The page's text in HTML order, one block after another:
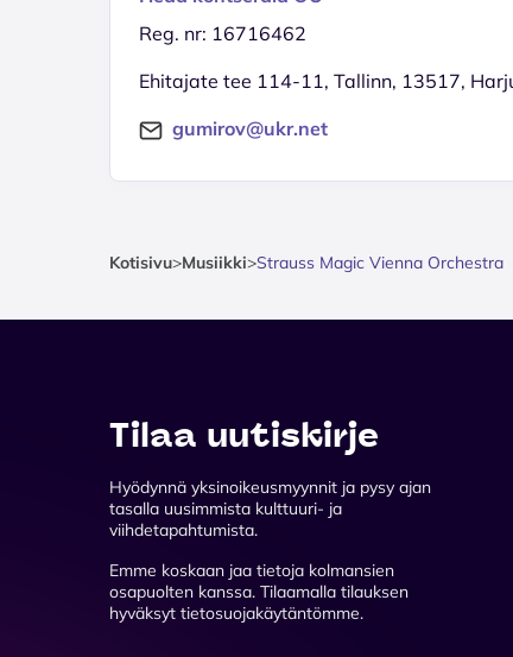
Reg. nr: 16716462
Ehitajate tee 114-11, Tallinn, 13517,
gumirov@ukr.net
Kotisivu>Musiikki>Strauss Magic Vienna Orchestra
Tilaa uutiskirje
Hyödynnä yksinoikeusmyynnit ja pysy ajan
tasalla uusimmista kulttuuri- ja
viihdetapahtumista.
Emme koskaan jaa tietoja kolmansien
osapuolten kanssa. Tilaamalla tilauksen
hyväksyt tietosuojakäytäntömme.